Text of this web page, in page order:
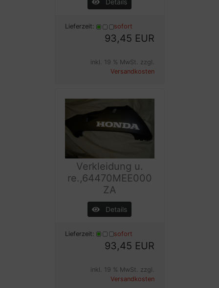
Details
Lieferzeit: sofort
93,45 EUR
inkl. 19 % MwSt. zzgl.
Versandkosten
Verkleidung u.
re.,64470MEE000
ZA
Details
Lieferzeit: sofort
93,45 EUR
inkl. 19 % MwSt. zzgl.
Versandkosten